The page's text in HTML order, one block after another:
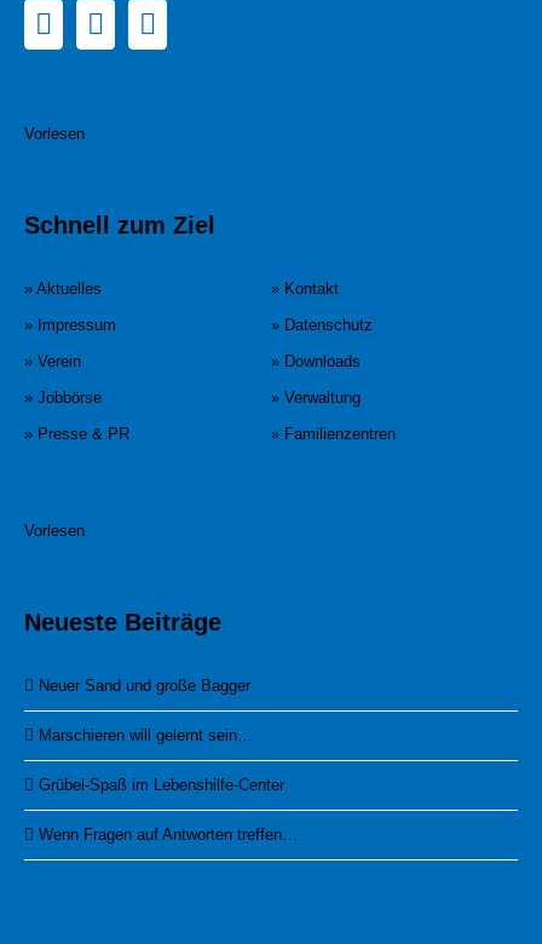
Vorlesen
Schnell zum Ziel
» Aktuelles
» Kontakt
» Impressum
» Datenschutz
» Verein
» Downloads
» Jobbörse
» Verwaltung
» Presse & PR
» Familienzentren
Vorlesen
Neueste Beiträge
Neuer Sand und große Bagger
Marschieren will gelernt sein…
Grübel-Spaß im Lebenshilfe-Center
Wenn Fragen auf Antworten treffen…